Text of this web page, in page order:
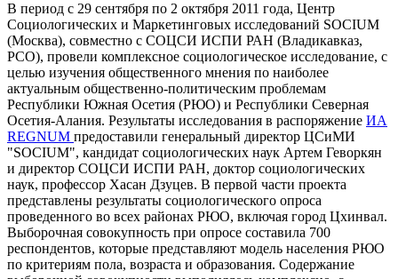
В период с 29 сентября по 2 октября 2011 года, Центр
Социологических и Маркетинговых исследований SOCIUM
(Москва), совместно с СОЦСИ ИСПИ РАН (Владикавказ,
РСО), провели комплексное социологическое исследование, с
целью изучения общественного мнения по наиболее
актуальным общественно-политическим проблемам
Республики Южная Осетия (РЮО) и Республики Северная
Осетия-Алания. Результаты исследования в распоряжение ИА
REGNUM предоставили генеральный директор ЦСиМИ
"SOCIUM", кандидат социологических наук Артем Геворкян
и директор СОЦСИ ИСПИ РАН, доктор социологических
наук, профессор Хасан Дзуцев. В первой части проекта
представлены результаты социологического опроса
проведенного во всех районах РЮО, включая город Цхинвал.
Выборочная совокупность при опросе составила 700
респондентов, которые представляют модель населения РЮО
по критериям пола, возраста и образования. Содержание